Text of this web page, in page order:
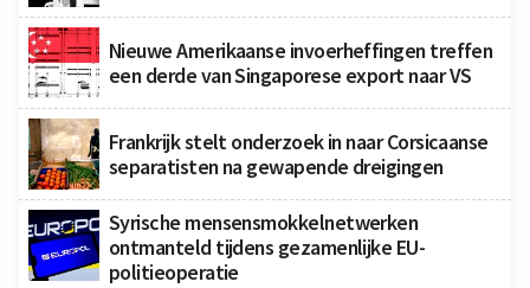
Nieuwe Amerikaanse invoerheffingen treffen
een derde van Singaporese export naar VS
Frankrijk stelt onderzoek in naar Corsicaanse
separatisten na gewapende dreigingen
Syrische mensensmokkelnetwerken
ontmanteld tijdens gezamenlijke EU-
politieoperatie